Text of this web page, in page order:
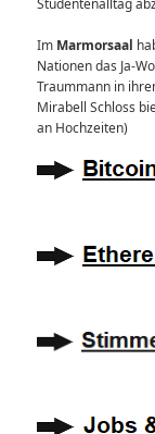
Im Marmorsaal
Nationen das Ja-
Traummann in
Mirabell Schloss
an Hochzeiten)